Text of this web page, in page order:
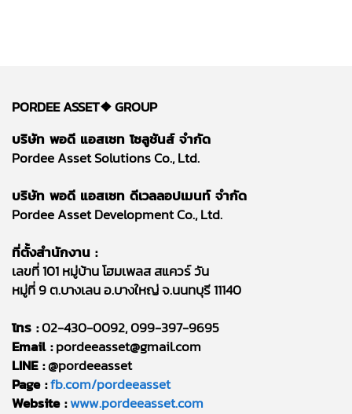
PORDEE ASSET❖GROUP
บริษัท พอดี แอสเซท โซลูชันส์ จำกัด
Pordee Asset Solutions Co., Ltd.
บริษัท พอดี แอสเซท ดีเวลลอปเมนท์ จำกัด
Pordee Asset Development Co., Ltd.
ที่ตั้งสำนักงาน :
เลขที่ 101 หมู่บ้าน โฮมเพลส สแควร์ วัน
หมู่ที่ 9 ต.บางเลน อ.บางใหญ่ จ.นนทบุรี 11140
โทร :02-430-0092, 099-397-9695
Email :pordeeasset@gmail.com
LINE :@pordeeasset
Page :fb.com/pordeeasset
Website :www.pordeeasset.com